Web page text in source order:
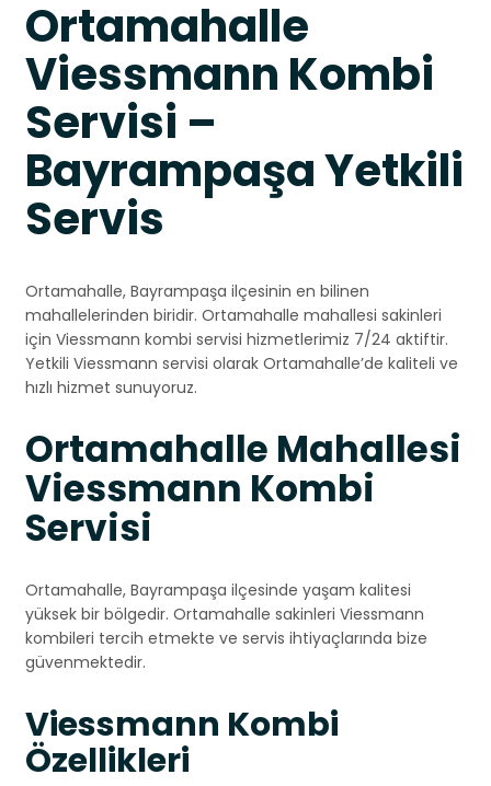
Ortamahalle
Viessmann Kombi
Servisi –
Bayrampaşa Yetkili
Servis
Ortamahalle, Bayrampaşa ilçesinin en bilinen
mahallelerinden biridir. Ortamahalle mahallesi sakinleri
için Viessmann kombi servisi hizmetlerimiz 7/24 aktiftir.
Yetkili Viessmann servisi olarak Ortamahalle’de kaliteli ve
hızlı hizmet sunuyoruz.
Ortamahalle Mahallesi
Viessmann Kombi
Servisi
Ortamahalle, Bayrampaşa ilçesinde yaşam kalitesi
yüksek bir bölgedir. Ortamahalle sakinleri Viessmann
kombileri tercih etmekte ve servis ihtiyaçlarında bize
güvenmektedir.
Viessmann Kombi
Özellikleri